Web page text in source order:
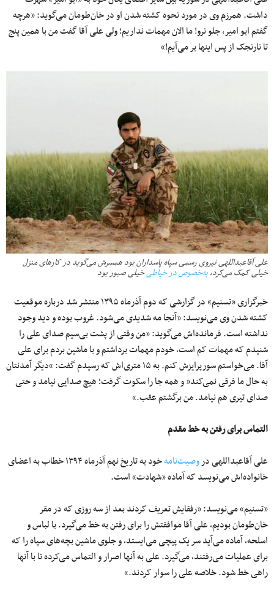
داشت. همرزم وی در مورد نحوه کشته شدن او در خان‌طومان می‌گوید: «هرچه
گفتم ابو امیر، جلو نرو! ما الان مهمات نداریم؛ ولی علی آقا گفت من با همین پنج
تا نارنجک از پس اینها بر می‌آیم!»
علی آقاعبداللهی نیروی رسمی سپاه پاسداران بود همسرش می‌گوید در کارهای منزل
خیلی کمک می‌کرد،به‌خصوص در خیاطیخیلی صبور بود
خبرگزاری «تسنیم» در گزارشی که دوم آذرماه ۱۳۹۵ منتشر شد درباره موقعیت
کشته شدن وی می‌نویسد: «آنجا مه شدیدی می‌شود. غروب بوده و دید وجود
نداشته است. فرمانده‌اش می‌گوید: «من وقتی از پشت بی‌سیم صدای علی را
شنیدم که مهمات کم است، خودم مهمات برداشتم و با ماشین بردم برای علی
آقا. می‌خواستم سورپرایزش کنم. به ۱۵ متری‌اش که رسیدم گفت: “دیگر آمدنتان
به حال ما فرقی نمی‌کند” و همه جا را سکوت گرفت؛ هیچ صدایی نیامد و حتی
صدای تیری هم نیامد. من برگشتم عقب.»
التماس برای رفتن به خط مقدم
علی آقاعبداللهی دروصیت‌نامه
خود به تاریخ نهم آذرماه ۱۳۹۴ خطاب به اعضای
خانواده‌اش می‌نویسد که آماده «شهادت» است.
«تسنیم» می‌نویسد: «رفقایش تعریف کردند بعد از سه روزی که در مقر
خان‌طومان بودیم، علی آقا موافقتش را برای رفتن به خط می‌گیرد. با لباس و
اسلحه، آماده می‌آید سر یک پیچی می‌ایستد، و جلوی ماشین‌ بچه‌های سپاه را که
برای عملیات می‌رفتند، می‌گیرد. علی به آنها اصرار و التماس می‌کرده تا با آنها
راهی خط شود. خلاصه علی را سوار کردند.»